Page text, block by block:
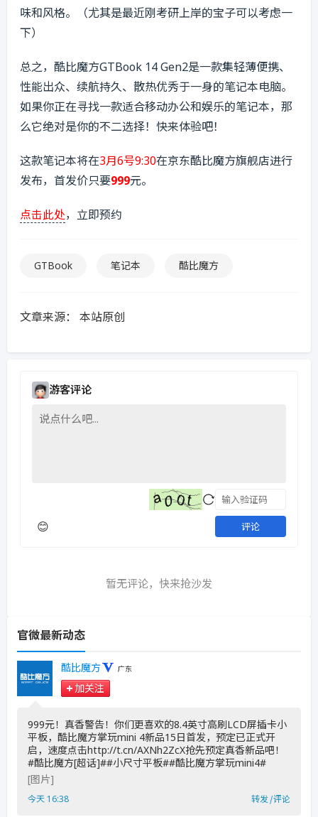
味和风格。（尤其是最近刚考研上岸的宝子可以考虑一
下）
总之，酷比魔方GTBook 14 Gen2是一款集轻薄便携、
性能出众、续航持久、散热优秀于一身的笔记本电脑。
如果你正在寻找一款适合移动办公和娱乐的笔记本，那
么它绝对是你的不二选择！快来体验吧！
这款笔记本将在3月6号9:30在京东酷比魔方旗舰店进行
发布，首发价只要999元。
点击此处，立即预约
GTBook 笔记本 酷比魔方
文章来源： 本站原创
游客评论
😊 评论
暂无评论，快来抢沙发
官微最新动态
酷比魔方 广东
加关注
999元！真香警告！你们更喜欢的8.4英寸高刷LCD屏插卡小
平板，酷比魔方掌玩mini 4新品15日首发，预定已正式开
启，速度点击http://t.cn/AXNh2ZcX抢先预定真香新品吧！
#酷比魔方[超话]##小尺寸平板##酷比魔方掌玩mini4# ​
[图片]
今天 16:38 转发|评论